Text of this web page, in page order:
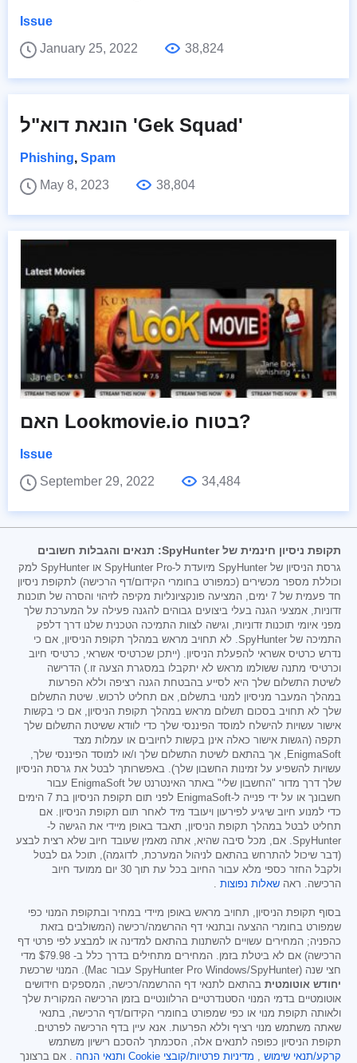
Issue
January 25, 2022
38,824
הונאת דוא"ל 'Gek Squad'
Phishing, Spam
May 8, 2023
38,804
האם Lookmovie.io בטוח?
Issue
September 29, 2022
34,484
תקופת ניסיון חינמית של SpyHunter: תנאים והגבלות חשובים
גרסת הניסיון של SpyHunter מיועדת ל-SpyHunter Pro או SpyHunter למק
וכוללת מספר מכשירים (כמפורט בחומרי הקידום/דף הרכישה) לתקופת ניסיון
חד פעמית של 7 ימים, המציעה פונקציונליות מקיפה לזיהוי והסרה של תוכנות
זדוניות, אמצעי הגנה בעלי ביצועים גבוהים להגנה פעילה על המערכת שלך
מפני איומי תוכנות זדוניות, וגישה לצוות התמיכה הטכנית שלנו דרך דלפק
התמיכה של SpyHunter. לא תחויב מראש במהלך תקופת הניסיון, אם כי
נדרש כרטיס אשראי להפעלת הניסיון. (ייתכן שכרטיסי אשראי, כרטיסי חיוב
וכרטיסי מתנה ששולמו מראש לא יתקבלו במסגרת הצעה זו.) הדרישה
לשיטת התשלום שלך היא לסייע בהבטחת הגנה רציפה וללא הפרעות
במהלך המעבר מניסיון למנוי בתשלום, אם תחליט לרכוש. שיטת התשלום
שלך לא תחויב בסכום תשלום מראש במהלך תקופת הניסיון, אם כי בקשות
אישור עשויות להישלח למוסד הפיננסי שלך כדי לוודא ששיטת התשלום שלך
תקפה (הגשות אישור כאלה אינן בקשות לחיובים או עמלות מצד
EnigmaSoft, אך בהתאם לשיטת התשלום שלך ו/או למוסד הפיננסי שלך,
עשויות להשפיע על זמינות החשבון שלך). באפשרותך לבטל את גרסת הניסיון
שלך דרך מדור "החשבון שלי" באתר האינטרנט של EnigmaSoft עבור
חשבונך או על ידי פנייה ל-EnigmaSoft לפני תום תקופת הניסיון בת 7 הימים
כדי למנוע חיוב שיגיע לפירעון ויעובד מיד לאחר תום תקופת הניסיון. אם
תחליט לבטל במהלך תקופת הניסיון, תאבד באופן מיידי את הגישה ל-
SpyHunter. אם, מכל סיבה שהיא, אתה מאמין שעובד חיוב שלא רצית לבצע
(דבר שיכול להתרחש בהתאם לניהול המערכת, לדוגמה), תוכל גם לבטל
ולקבל החזר כספי מלא עבור החיוב בכל עת תוך 30 יום ממועד חיוב
הרכישה. ראה שאלות נפוצות .
בסוף תקופת הניסיון, תחויב מראש באופן מיידי במחיר ובתקופת המנוי כפי
שמפורט בחומרי ההצעה ובתנאי דף ההרשמה/רכישה (המשולבים בזאת
כהפניה; המחירים עשויים להשתנות בהתאם למדינה או למבצע לפי פרטי דף
הרכישה) אם לא ביטלת בזמן. המחירים מתחילים בדרך כלל ב- $79.98 מדי
חצי שנה (SpyHunter Pro Windows/SpyHunter עבור Mac). המנוי שרכשת
יחודש אוטומטית בהתאם לתנאי דף ההרשמה/רכישה, המספקים חידושים
אוטומטיים בדמי המנוי הסטנדרטיים הרלוונטיים בזמן הרכישה המקורית שלך
ולאותה תקופת מנוי או כפי שמפורט בחומרי הקידום/דף הרכישה, בתנאי
שאתה משתמש מנוי רציף וללא הפרעות. אנא עיין בדף הרכישה לפרטים.
תקופת הניסיון כפופה לתנאים אלה, הסכמתך להסכם רישיון משתמש
קרקע/תנאי שימוש , מדיניות פרטיות/קובצי Cookie ותנאי הנחה . אם ברצונך